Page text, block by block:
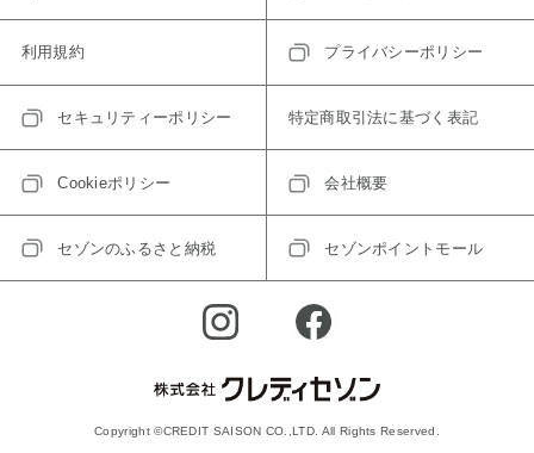
利用規約 プライバシーポリシー
セキュリティーポリシー 特定商取引法に基づく表記
Cookieポリシー 会社概要
セゾンのふるさと納税 セゾンポイントモール
Copyright ©CREDIT SAISON CO.,LTD. All Rights Reserved.